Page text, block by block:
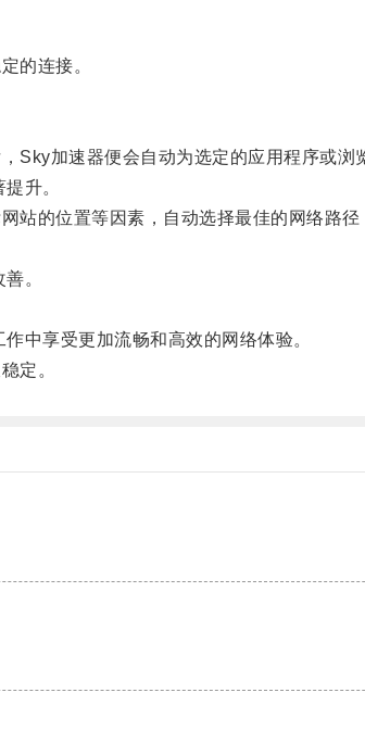
的连接。
加速器便会自动为选定的应用程序或浏
升。
的位置等因素，自动选择最佳的网络路径
。
中享受更加流畅和高效的网络体验。
定。